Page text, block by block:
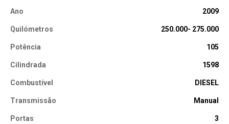
Ano 2009
Quilómetros 250.000- 275.000
Potência 105
Cilindrada 1598
Combustível DIESEL
Transmissão Manual
Portas 3